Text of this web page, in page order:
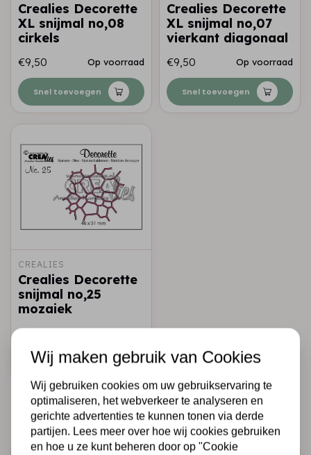
Crealies Decorette
XL snijmal no,08
cirkels
€9,50 Op voorraad
Snel toevoegen
Crealies Decorette
XL snijmal no,07
vierkant diagonaal
€9,50 Op voorraad
Snel toevoegen
CREALIES
Crealies Decorette
snijmal no,25
mozaiek
€5,50 Op voorraad
Snel toevoegen
Wij maken gebruik van Cookies
Wij gebruiken cookies om uw gebruikservaring te
optimaliseren, het webverkeer te analyseren en
gerichte advertenties te kunnen tonen via derde
partijen. Lees meer over hoe wij cookies gebruiken
en hoe u ze kunt beheren door op "Cookie